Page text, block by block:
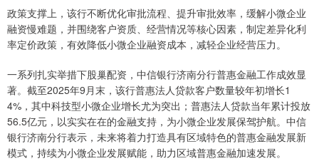
政策支撑上，该行不断优化审批流程、提升审批效率，缓解小微企业
融资慢难题，并围绕客户资质、经营情况等核心因素，制定差异化利
率定价政策，有效降低小微企业融资成本，减轻企业经营压力。
一系列扎实举措下股巢配资，中信银行济南分行普惠金融工作成效显
著。截至2025年9月末，该行普惠法人贷款客户数量较年初增长1
4%，其中科技型小微企业增长尤为突出；普惠法人贷款当年累计投放
56.5亿元，以实实在在的金融支持，为小微企业发展保驾护航。中信
银行济南分行表示，未来将着力打造具有区域特色的普惠金融发展新
模式，持续为小微企业发展赋能，助力区域普惠金融加速发展。